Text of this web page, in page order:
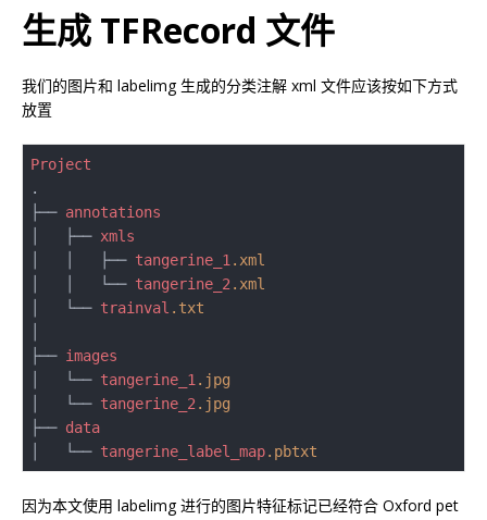
生成 TFRecord 文件
我们的图片和 labelimg 生成的分类注解 xml 文件应该按如下方式
放置
Project
.
├── annotations
│   ├── xmls
│   │   ├── tangerine_1 .xml
│   │   └── tangerine_2 .xml
│   └── trainval .txt
├── images
│   └── tangerine_1 .jpg
│   └── tangerine_2 .jpg
├── data
│   └── tangerine_label_map.pbtxt
因为本文使用 labelimg 进行的图片特征标记已经符合 Oxford pet